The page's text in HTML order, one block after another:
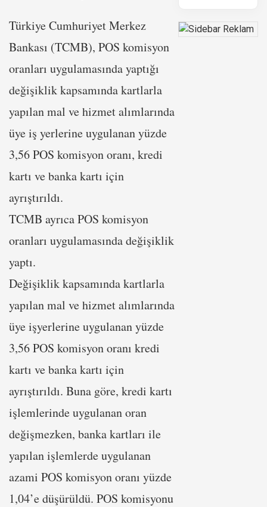
Türkiye Cumhuriyet Merkez
Bankası (TCMB), POS komisyon
oranları uygulamasında yaptığı
değişiklik kapsamında kartlarla
yapılan mal ve hizmet alımlarında
üye iş yerlerine uygulanan yüzde
3,56 POS komisyon oranı, kredi
kartı ve banka kartı için
ayrıştırıldı.
TCMB ayrıca POS komisyon
oranları uygulamasında değişiklik
yaptı.
Değişiklik kapsamında kartlarla
yapılan mal ve hizmet alımlarında
üye işyerlerine uygulanan yüzde
3,56 POS komisyon oranı kredi
kartı ve banka kartı için
ayrıştırıldı. Buna göre, kredi kartı
işlemlerinde uygulanan oran
değişmezken, banka kartları ile
yapılan işlemlerde uygulanan
azami POS komisyon oranı yüzde
1,04’e düşürüldü. POS komisyonu